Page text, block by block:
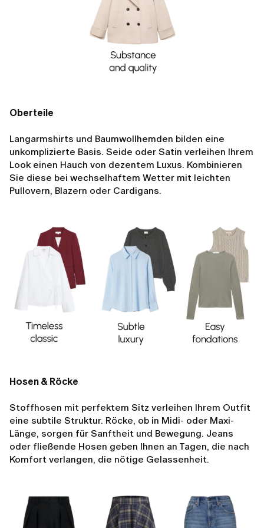
Oberteile
Langarmshirts und Baumwollhemden bilden eine
unkomplizierte Basis. Seide oder Satin verleihen Ihrem
Look einen Hauch von dezentem Luxus. Kombinieren
Sie diese bei wechselhaftem Wetter mit leichten
Pullovern, Blazern oder Cardigans.
Hosen & Röcke
Stoffhosen mit perfektem Sitz verleihen Ihrem Outfit
eine subtile Struktur. Röcke, ob in Midi- oder Maxi-
Länge, sorgen für Sanftheit und Bewegung. Jeans
oder fließende Hosen geben Ihnen an Tagen, die nach
Komfort verlangen, die nötige Gelassenheit.